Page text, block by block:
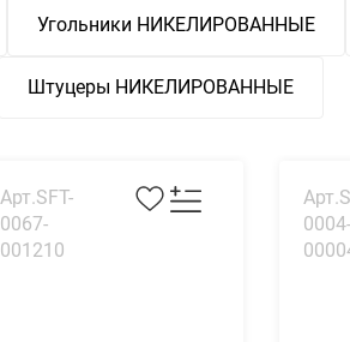
Угольники НИКЕЛИРОВАННЫЕ
Штуцеры НИКЕЛИРОВАННЫЕ
Арт.SFT-
0067-
001210
0004-